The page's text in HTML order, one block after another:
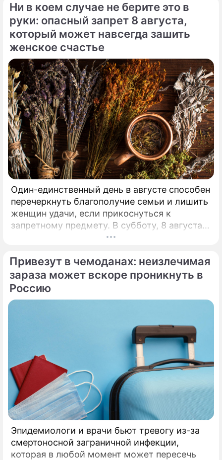
Ни в коем случае не берите это в
руки: опасный запрет 8 августа,
который может навсегда зашить
женское счастье
Один-единственный день в августе способен
перечеркнуть благополучие семьи и лишить
женщин удачи, если прикоснуться к
запретному предмету. В субботу, 8 августа,
православная церковь молитвенно чтит
Ермолая, Ермиппа и Ермократа, иереев
Никомидийских.
Привезут в чемоданах: неизлечимая
зараза может вскоре проникнуть в
Россию
Эпидемиологи и врачи бьют тревогу из-за
смертоносной заграничной инфекции,
которая в любой момент может пересечь